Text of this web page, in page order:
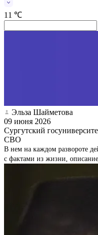
11 ℃
Эльза Шайметова
09 июня 2026
Сургутский
СВО
В нем на каждом развороте
с фактами из жизни,